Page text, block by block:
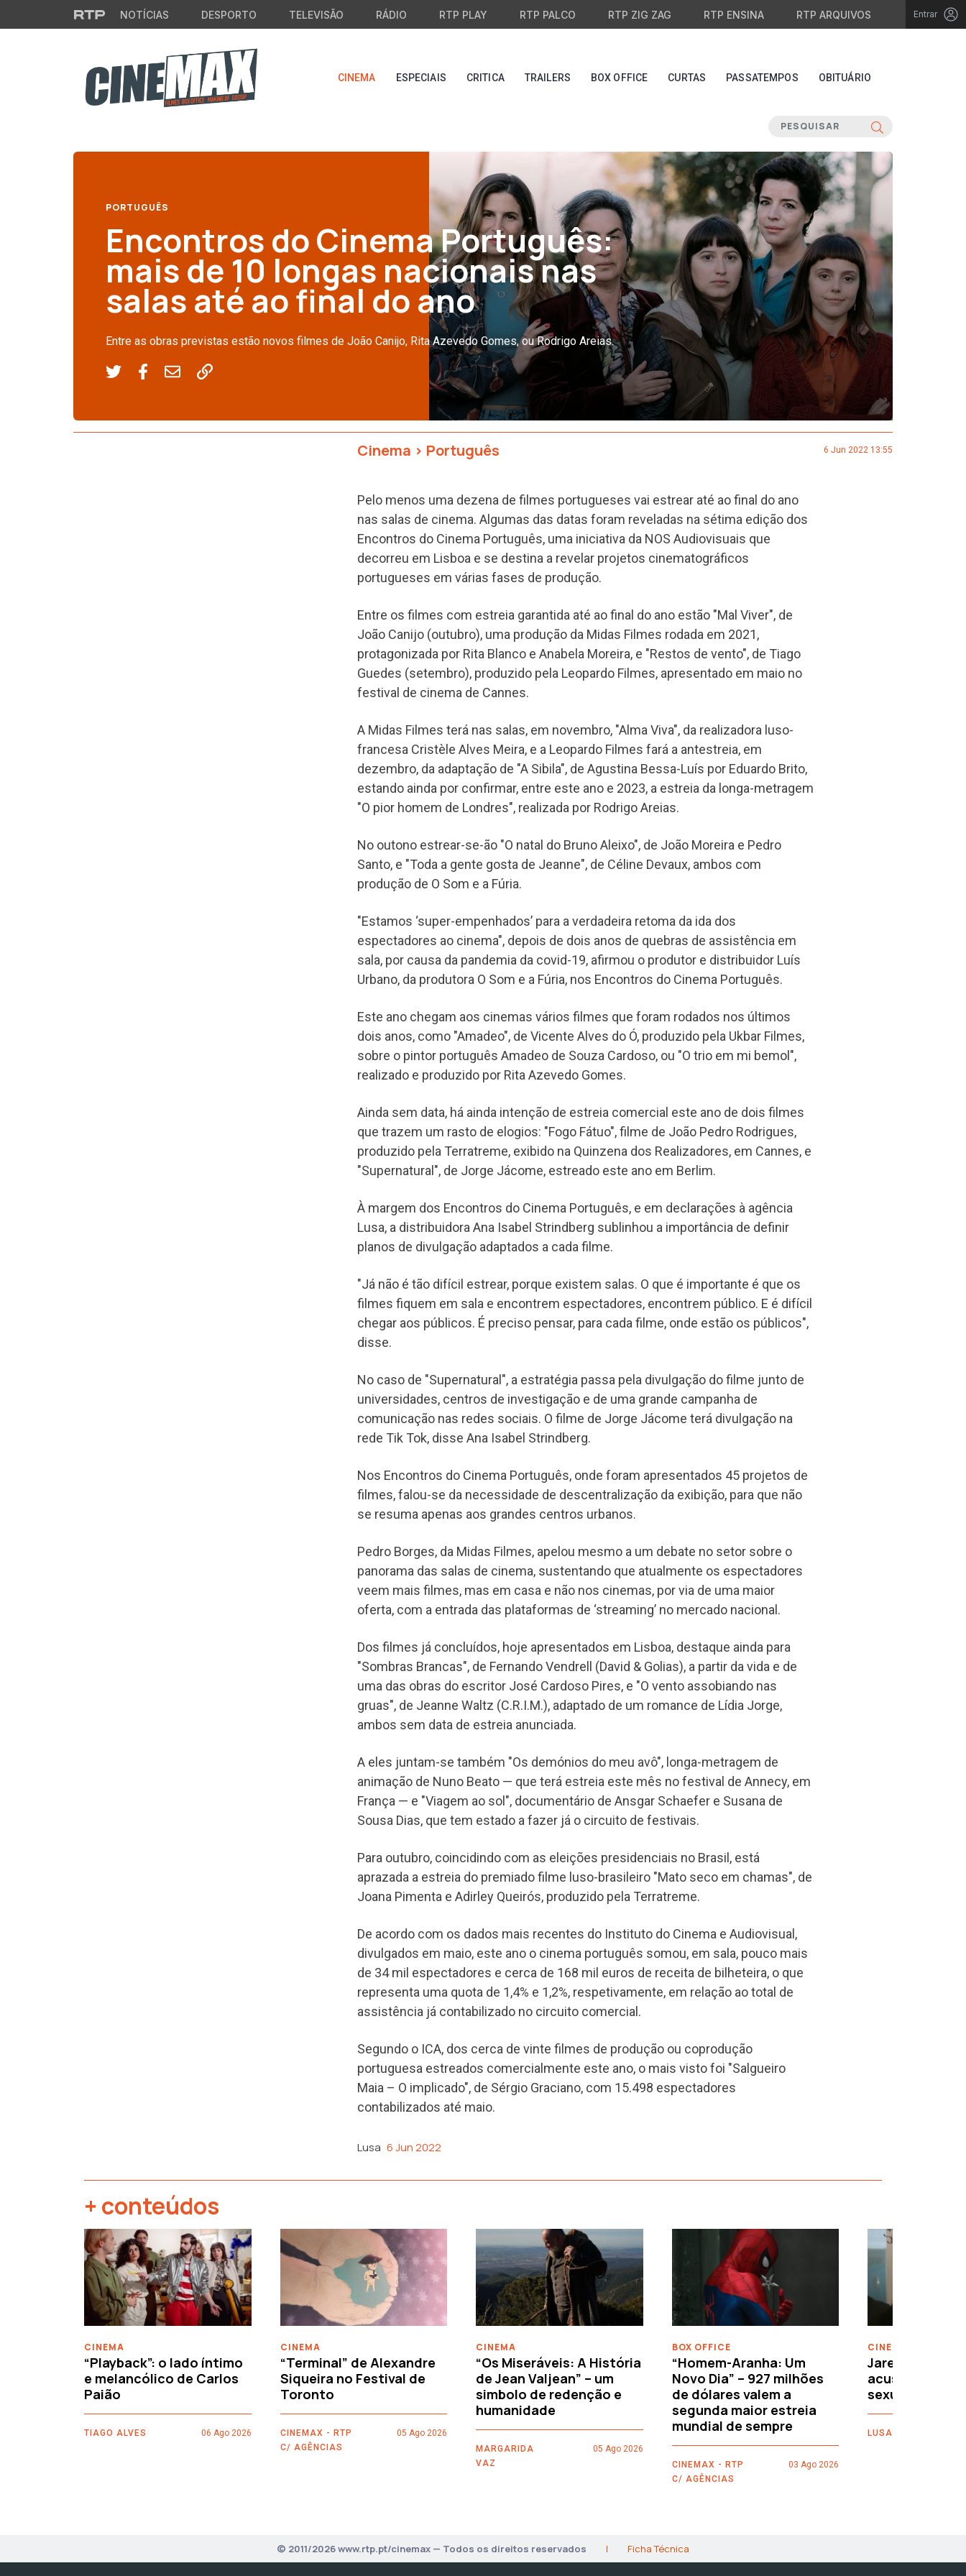
Saltar para o conteúdo principal
NOTÍCIAS DESPORTO TELEVISÃO RÁDIO RTP PLAY RTP PALCO RTP ZIG ZAG RTP ENSINA RTP ARQUIVOS Entrar
CINEMA ESPECIAIS CRITICA TRAILERS BOX OFFICE CURTAS PASSATEMPOS OBITUÁRIO
PORTUGUÊS
Encontros do Cinema Português:
mais de 10 longas nacionais nas
salas até ao final do ano
Entre as obras previstas estão novos filmes de João Canijo, Rita Azevedo Gomes, ou Rodrigo Areias.
Cinema > Português 6 Jun 2022 13:55
Pelo menos uma dezena de filmes portugueses vai estrear até ao final do ano
nas salas de cinema. Algumas das datas foram reveladas na sétima edição dos
Encontros do Cinema Português, uma iniciativa da NOS Audiovisuais que
decorreu em Lisboa e se destina a revelar projetos cinematográficos
portugueses em várias fases de produção.
Entre os filmes com estreia garantida até ao final do ano estão "Mal Viver", de
João Canijo (outubro), uma produção da Midas Filmes rodada em 2021,
protagonizada por Rita Blanco e Anabela Moreira, e "Restos de vento", de Tiago
Guedes (setembro), produzido pela Leopardo Filmes, apresentado em maio no
festival de cinema de Cannes.
A Midas Filmes terá nas salas, em novembro, "Alma Viva", da realizadora luso-
francesa Cristèle Alves Meira, e a Leopardo Filmes fará a antestreia, em
dezembro, da adaptação de "A Sibila", de Agustina Bessa-Luís por Eduardo Brito,
estando ainda por confirmar, entre este ano e 2023, a estreia da longa-metragem
"O pior homem de Londres", realizada por Rodrigo Areias.
No outono estrear-se-ão "O natal do Bruno Aleixo", de João Moreira e Pedro
Santo, e "Toda a gente gosta de Jeanne", de Céline Devaux, ambos com
produção de O Som e a Fúria.
"Estamos ‘super-empenhados’ para a verdadeira retoma da ida dos
espectadores ao cinema", depois de dois anos de quebras de assistência em
sala, por causa da pandemia da covid-19, afirmou o produtor e distribuidor Luís
Urbano, da produtora O Som e a Fúria, nos Encontros do Cinema Português.
Este ano chegam aos cinemas vários filmes que foram rodados nos últimos
dois anos, como "Amadeo", de Vicente Alves do Ó, produzido pela Ukbar Filmes,
sobre o pintor português Amadeo de Souza Cardoso, ou "O trio em mi bemol",
realizado e produzido por Rita Azevedo Gomes.
Ainda sem data, há ainda intenção de estreia comercial este ano de dois filmes
que trazem um rasto de elogios: "Fogo Fátuo", filme de João Pedro Rodrigues,
produzido pela Terratreme, exibido na Quinzena dos Realizadores, em Cannes, e
"Supernatural", de Jorge Jácome, estreado este ano em Berlim.
À margem dos Encontros do Cinema Português, e em declarações à agência
Lusa, a distribuidora Ana Isabel Strindberg sublinhou a importância de definir
planos de divulgação adaptados a cada filme.
"Já não é tão difícil estrear, porque existem salas. O que é importante é que os
filmes fiquem em sala e encontrem espectadores, encontrem público. E é difícil
chegar aos públicos. É preciso pensar, para cada filme, onde estão os públicos",
disse.
No caso de "Supernatural", a estratégia passa pela divulgação do filme junto de
universidades, centros de investigação e de uma grande campanha de
comunicação nas redes sociais. O filme de Jorge Jácome terá divulgação na
rede Tik Tok, disse Ana Isabel Strindberg.
Nos Encontros do Cinema Português, onde foram apresentados 45 projetos de
filmes, falou-se da necessidade de descentralização da exibição, para que não
se resuma apenas aos grandes centros urbanos.
Pedro Borges, da Midas Filmes, apelou mesmo a um debate no setor sobre o
panorama das salas de cinema, sustentando que atualmente os espectadores
veem mais filmes, mas em casa e não nos cinemas, por via de uma maior
oferta, com a entrada das plataformas de ‘streaming’ no mercado nacional.
Dos filmes já concluídos, hoje apresentados em Lisboa, destaque ainda para
"Sombras Brancas", de Fernando Vendrell (David & Golias), a partir da vida e de
uma das obras do escritor José Cardoso Pires, e "O vento assobiando nas
gruas", de Jeanne Waltz (C.R.I.M.), adaptado de um romance de Lídia Jorge,
ambos sem data de estreia anunciada.
A eles juntam-se também "Os demónios do meu avô", longa-metragem de
animação de Nuno Beato — que terá estreia este mês no festival de Annecy, em
França — e "Viagem ao sol", documentário de Ansgar Schaefer e Susana de
Sousa Dias, que tem estado a fazer já o circuito de festivais.
Para outubro, coincidindo com as eleições presidenciais no Brasil, está
aprazada a estreia do premiado filme luso-brasileiro "Mato seco em chamas", de
Joana Pimenta e Adirley Queirós, produzido pela Terratreme.
De acordo com os dados mais recentes do Instituto do Cinema e Audiovisual,
divulgados em maio, este ano o cinema português somou, em sala, pouco mais
de 34 mil espectadores e cerca de 168 mil euros de receita de bilheteira, o que
representa uma quota de 1,4% e 1,2%, respetivamente, em relação ao total de
assistência já contabilizado no circuito comercial.
Segundo o ICA, dos cerca de vinte filmes de produção ou coprodução
portuguesa estreados comercialmente este ano, o mais visto foi "Salgueiro
Maia – O implicado", de Sérgio Graciano, com 15.498 espectadores
contabilizados até maio.
Lusa 6 Jun 2022
+ conteúdos
CINEMA
“Playback”: o lado íntimo
e melancólico de Carlos
Paião
TIAGO ALVES 06 Ago 2026
CINEMA
“Terminal” de Alexandre
Siqueira no Festival de
Toronto
CINEMAX - RTP
C/ AGÊNCIAS
05 Ago 2026
CINEMA
“Os Miseráveis: A História
de Jean Valjean” – um
simbolo de redenção e
humanidade
MARGARIDA
VAZ
05 Ago 2026
BOX OFFICE
“Homem-Aranha: Um
Novo Dia” – 927 milhões
de dólares valem a
segunda maior estreia
mundial de sempre
CINEMAX - RTP
C/ AGÊNCIAS
03 Ago 2026
CINEMA
Jared Leto
acusações de
sexuais
LUSA
‹
© 2011/2026 www.rtp.pt/cinemax — Todos os direitos reservados | Ficha Técnica